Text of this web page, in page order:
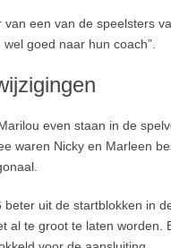
een van de speelsters
goed naar hun coach”.
even staan in de
waren Nicky en Marleen
beter uit de startblokken in
al te groot te laten worden.